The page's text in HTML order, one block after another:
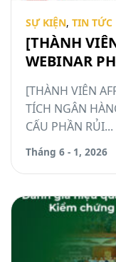
SỰ KIỆN, TIN TỨC
[THÀNH
WEBINAR
CHUYÊN
PHẦN RỦI
SẢN NỢ-TÀI
[THÀNH VIÊN
TÍCH NGÂN
CẤU PHẦN RỦI...
Tháng 6 - 1, 2026